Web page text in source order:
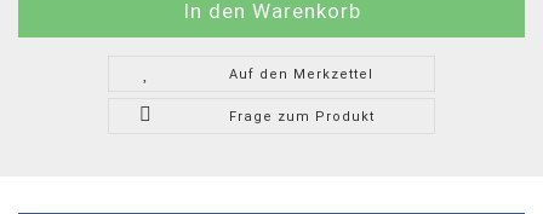
Auf den Merkzettel
Frage zum Produkt